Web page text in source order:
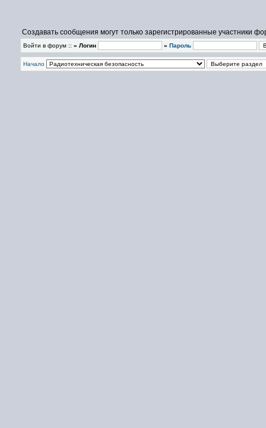
Создавать сообщения могут только зарегистрированные участники
Войти в форум :: » Логин » Пароль
Начало